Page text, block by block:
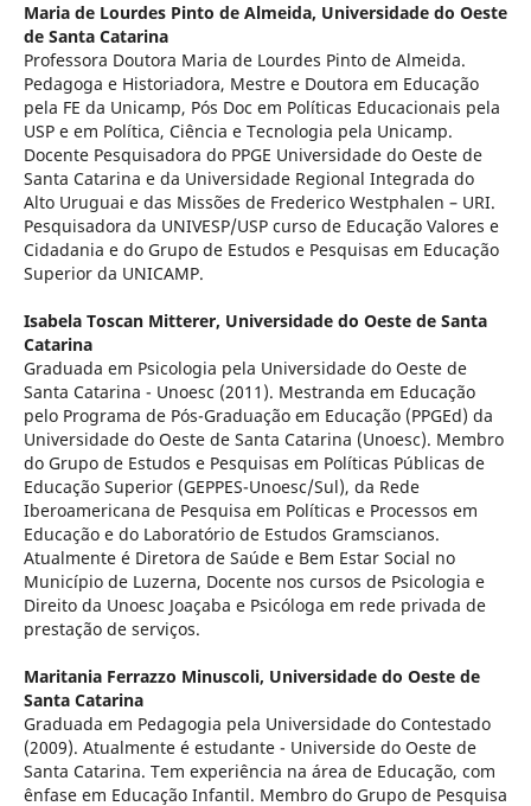
Maria de Lourdes Pinto de Almeida, Universidade do Oeste
de Santa Catarina
Professora Doutora Maria de Lourdes Pinto de Almeida.
Pedagoga e Historiadora, Mestre e Doutora em Educação
pela FE da Unicamp, Pós Doc em Políticas Educacionais pela
USP e em Política, Ciência e Tecnologia pela Unicamp.
Docente Pesquisadora do PPGE Universidade do Oeste de
Santa Catarina e da Universidade Regional Integrada do
Alto Uruguai e das Missões de Frederico Westphalen – URI.
Pesquisadora da UNIVESP/USP curso de Educação Valores e
Cidadania e do Grupo de Estudos e Pesquisas em Educação
Superior da UNICAMP.
Isabela Toscan Mitterer, Universidade do Oeste de Santa
Catarina
Graduada em Psicologia pela Universidade do Oeste de
Santa Catarina - Unoesc (2011). Mestranda em Educação
pelo Programa de Pós-Graduação em Educação (PPGEd) da
Universidade do Oeste de Santa Catarina (Unoesc). Membro
do Grupo de Estudos e Pesquisas em Políticas Públicas de
Educação Superior (GEPPES-Unoesc/Sul), da Rede
Iberoamericana de Pesquisa em Políticas e Processos em
Educação e do Laboratório de Estudos Gramscianos.
Atualmente é Diretora de Saúde e Bem Estar Social no
Município de Luzerna, Docente nos cursos de Psicologia e
Direito da Unoesc Joaçaba e Psicóloga em rede privada de
prestação de serviços.
Maritania Ferrazzo Minuscoli, Universidade do Oeste de
Santa Catarina
Graduada em Pedagogia pela Universidade do Contestado
(2009). Atualmente é estudante - Universide do Oeste de
Santa Catarina. Tem experiência na área de Educação, com
ênfase em Educação Infantil. Membro do Grupo de Pesquisa